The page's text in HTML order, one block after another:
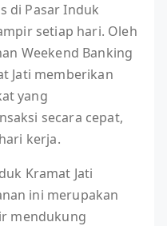
di Pasar Induk
setiap hari. Oleh
Weekend Banking
Jati memberikan
yang
secara cepat,
kerja.
Kramat Jati
ini merupakan
mendukung